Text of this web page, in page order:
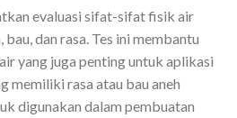
evaluasi sifat-sifat fisik air
dan rasa. Tes ini membantu
yang juga penting untuk aplikasi
memiliki rasa atau bau aneh
digunakan dalam pembuatan